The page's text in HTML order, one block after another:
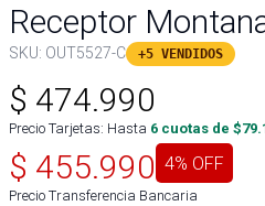
Receptor
SKU: OUT5527-C +5 VENDIDOS
$ 474.990
Precio Tarjetas: Hasta 6 cuotas de $
$ 455.990 4% OFF
Precio Transferencia Bancaria